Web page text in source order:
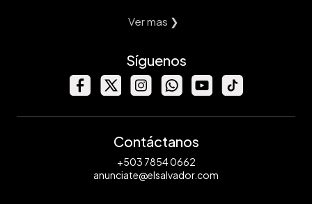
Ver mas ❯
Síguenos
Contáctanos
+503 7854 0662
anunciate@elsalvador.com